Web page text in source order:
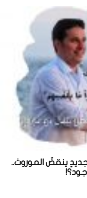
ينقضُ الموروث..